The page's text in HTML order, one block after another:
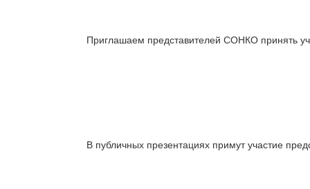
Приглашаем представителей СОНКО принять
В публичных презентациях примут участие